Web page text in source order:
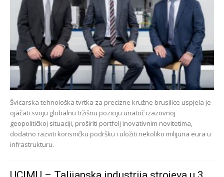
Švicarska tehnološka tvrtka za precizne kružne brusilice uspjela je
ojačati svoju globalnu tržišnu poziciju unatoč izazovnoj
geopolitičkoj situaciji, proširiti portfelj inovativnim novitetima,
dodatno razviti korisničku podršku i uložiti nekoliko milijuna eura u
infrastrukturu.